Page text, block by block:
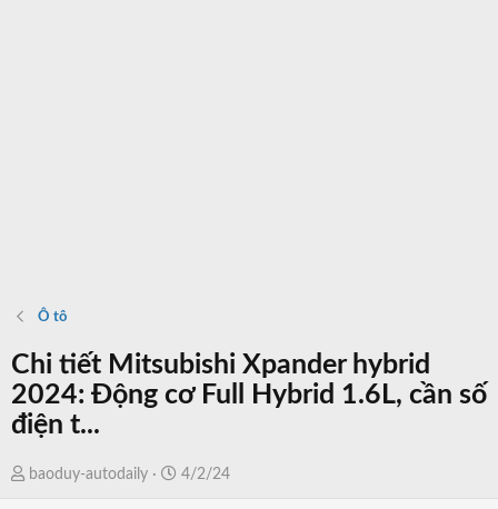
Ô tô
Chi tiết Mitsubishi Xpander hybrid
2024: Động cơ Full Hybrid 1.6L, cần số
điện t...
T
baoduy-autodaily
N
4/2/24